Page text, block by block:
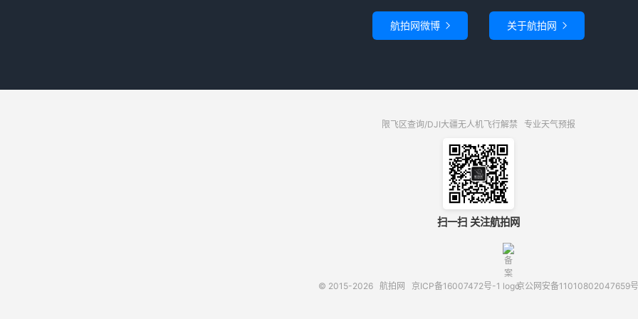
航拍网微博  关于航拍网 
限飞区查询/DJI大疆无人机飞行解禁 专业天气预报
扫一扫 关注航拍网
© 2015-2026 航拍网 京ICP备16007472号-1 京公网安备11010802047659号